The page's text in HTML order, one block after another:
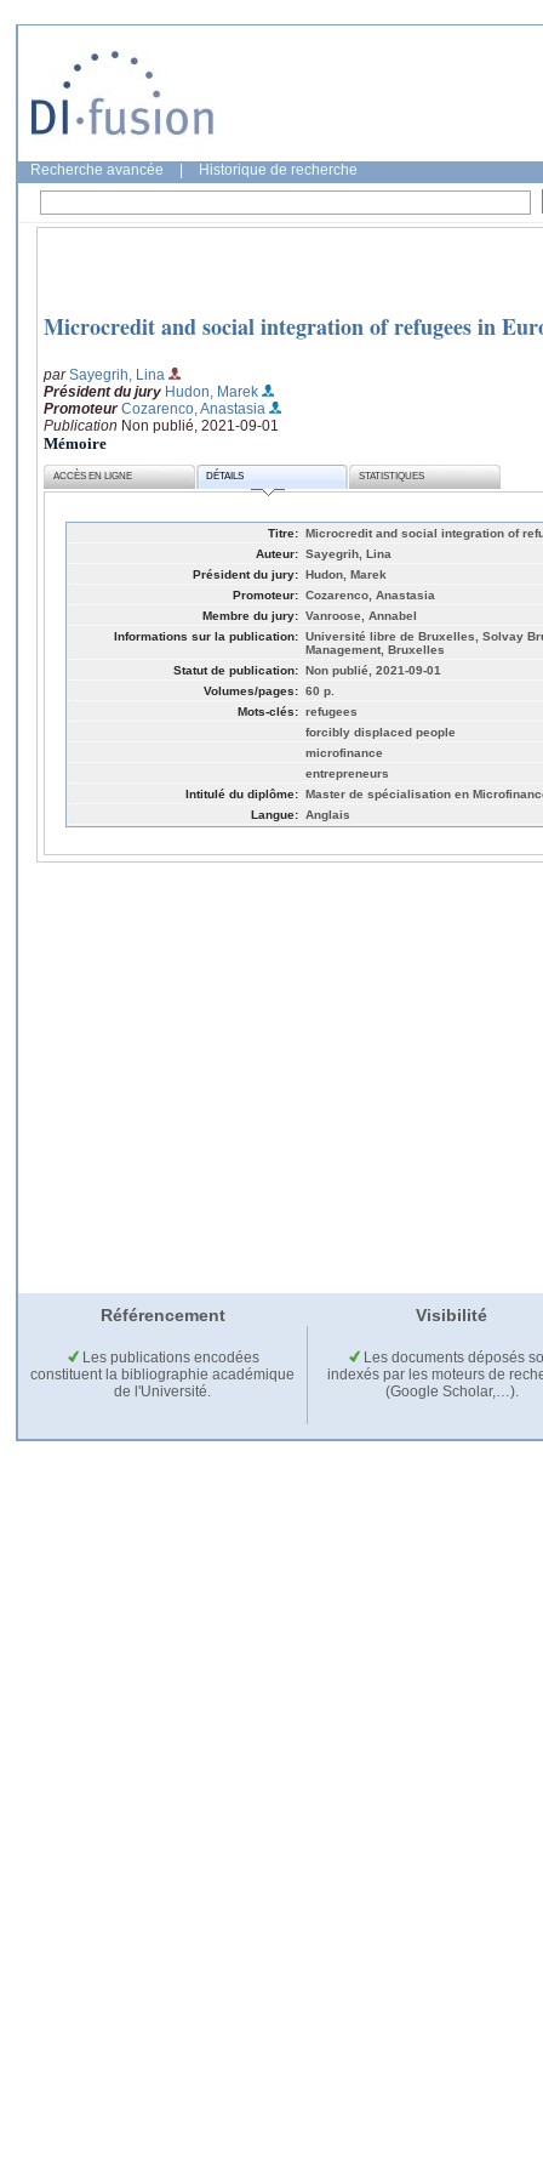
Recherche avancée Historique de recherche
Microcredit and social integration of refugees in
parSayegrih, Lina
Président du jury Hudon, Marek
Promoteur Cozarenco, Anastasia
Publication Non publié, 2021-09-01
Mémoire
ACCÈS EN LIGNE DÉTAILS STATISTIQUES
Titre: Microcredit and social integration of
Auteur: Sayegrih, Lina
Président du jury: Hudon, Marek
Promoteur: Cozarenco, Anastasia
Membre du jury: Vanroose, Annabel
Informations sur la publication: Université libre de Bruxelles, Solvay
Management, Bruxelles
Statut de publication: Non publié, 2021-09-01
Volumes/pages: 60 p.
Mots-clés: refugees
forcibly displaced people
microfinance
entrepreneurs
Intitulé du diplôme: Master de spécialisation en
Langue: Anglais
Référencement Visibilité
Les publications encodées
constituent la bibliographie académique
de l'Université.
Les documents déposés
indexés par les moteurs de
(Google Scholar,…).